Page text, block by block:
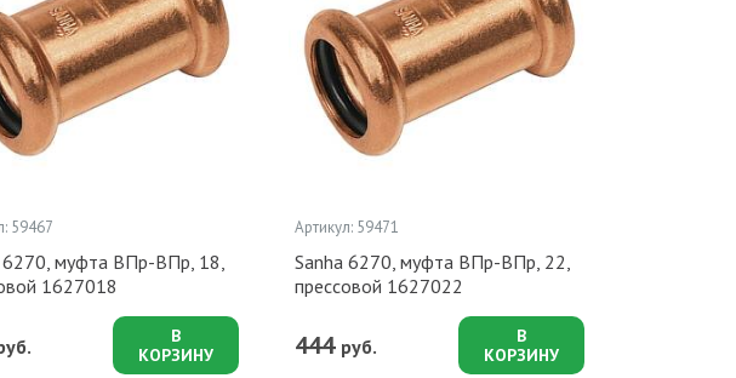
59467
6270, муфта ВПр-ВПр, 18,
1627018
В
КОРЗИНУ
Артикул: 59471
Sanha 6270, муфта ВПр-ВПр, 22,
прессовой 1627022
444 руб.
В
КОРЗИНУ